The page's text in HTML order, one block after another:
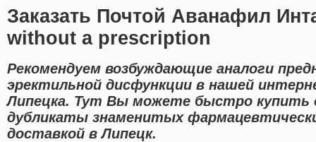
Заказать Почтой Аванафил
without a prescription
Рекомендуем возбуждающие аналоги
эректильной дисфункции в нашей
Липецка. Тут Вы можете быстро купить
дубликаты знаменитых
доставкой в Липецк.